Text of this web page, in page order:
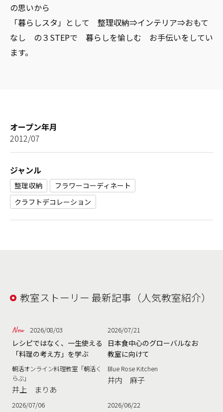
の思いから
「暮らしスタ」として 整理収納⇒インテリア⇒おもて
なし の３STEPで 暮らしを愉しむ お手伝いをしてい
ます。
オープン年月
2012/07
ジャンル
整理収納
フラワーコーディネート
クラフトデコレーション
教室ストーリー 最新記事（人気教室紹介）
2026/08/03
レシピではなく、一生使える
「料理の考え方」を学ぶ
朝活オンライン料理教室「朝活く
らぶ」
井上 まりあ
2026/07/21
日本食中心のグローバルなお
教室に向けて
Blue Rose Kitchen
井内 麻子
2026/07/06 2026/06/22